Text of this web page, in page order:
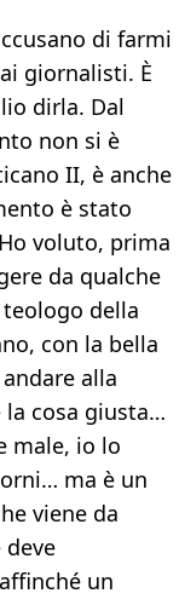
di farmi
giornalisti. È
dirla. Dal
non si è
II, è anche
è stato
voluto, prima
da qualche
della
con la bella
alla
la cosa giusta…
male, io lo
ma è un
viene da
deve
un